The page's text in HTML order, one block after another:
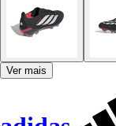
Ver mais